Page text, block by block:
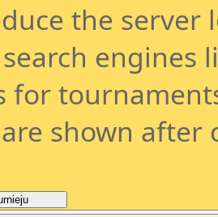
the
engines
for
shown